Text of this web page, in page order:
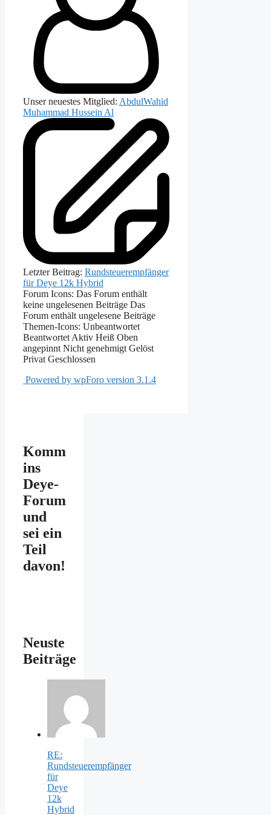
Unser neuestes Mitglied: AbdulWahid
Muhammad Hussein Al
Letzter Beitrag: Rundsteuerempfänger
für Deye 12k Hybrid
Forum Icons: Das Forum enthält
keine ungelesenen Beiträge Das
Forum enthält ungelesene Beiträge
Themen-Icons: Unbeantwortet
Beantwortet Aktiv Heiß Oben
angepinnt Nicht genehmigt Gelöst
Privat Geschlossen
Powered by wpForo version 3.1.4
Komm
ins
Deye-
Forum
und
sei ein
Teil
davon!
Neuste
Beiträge
RE:
Rundsteuerempfänger
für
Deye
12k
Hybrid